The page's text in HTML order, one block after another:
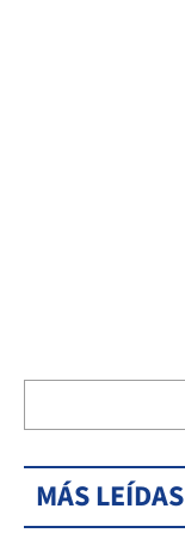
MÁS LEÍDAS